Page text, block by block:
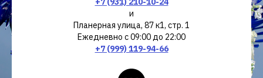
и
Планерная улица, 87 к1, стр. 1
Ежедневно с 09:00 до 22:00
+7 (999) 119-94-66